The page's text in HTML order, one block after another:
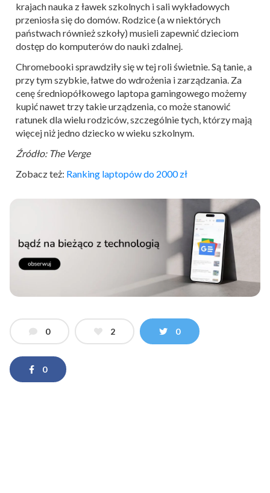
krajach nauka z ławek szkolnych i sali wykładowych
przeniosła się do domów. Rodzice (a w niektórych
państwach również szkoły) musieli zapewnić dzieciom
dostęp do komputerów do nauki zdalnej.
Chromebooki sprawdziły się w tej roli świetnie. Są tanie, a
przy tym szybkie, łatwe do wdrożenia i zarządzania. Za
cenę średniopółkowego laptopa gamingowego możemy
kupić nawet trzy takie urządzenia, co może stanowić
ratunek dla wielu rodziców, szczególnie tych, którzy mają
więcej niż jedno dziecko w wieku szkolnym.
Źródło: The Verge
Zobacz też: Ranking laptopów do 2000 zł
0 2 0
0